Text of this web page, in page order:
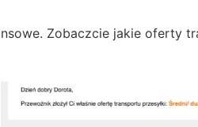
Zobaczcie jakie oferty